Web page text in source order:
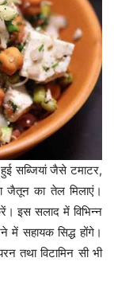
सब्जियां जैसे टमाटर,
जैतून का तेल मिलाएं।
इस सलाद में विभिन्न
में सहायक सिद्ध होंगे।
तथा विटामिन सी भी